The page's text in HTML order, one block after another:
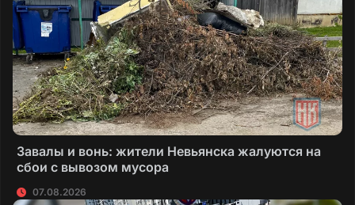
Завалы и вонь: жители Невьянска жалуются на
сбои с вывозом мусора
07.08.2026